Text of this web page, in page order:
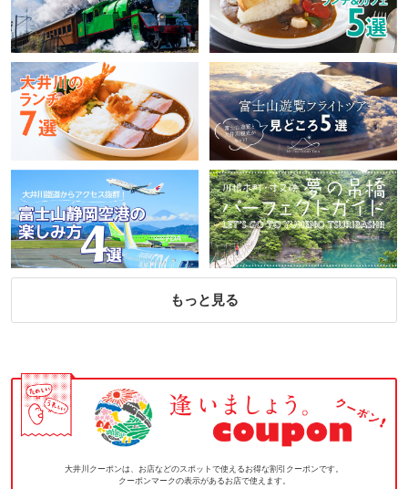
もっと見る
大井川クーポンは、お店などのスポットで使えるお得な割引クーポンです。
クーポンマークの表示があるお店で使えます。